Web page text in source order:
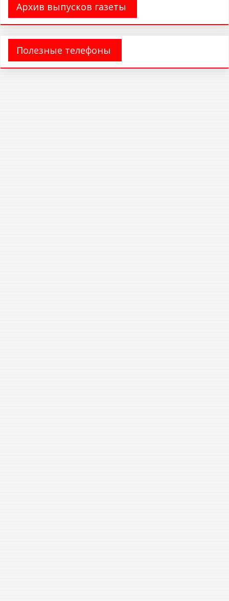
Архив выпусков газеты
Полезные телефоны